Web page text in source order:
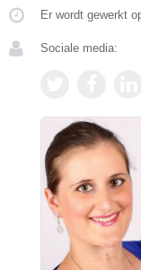
Er wordt gewerkt
Sociale media: